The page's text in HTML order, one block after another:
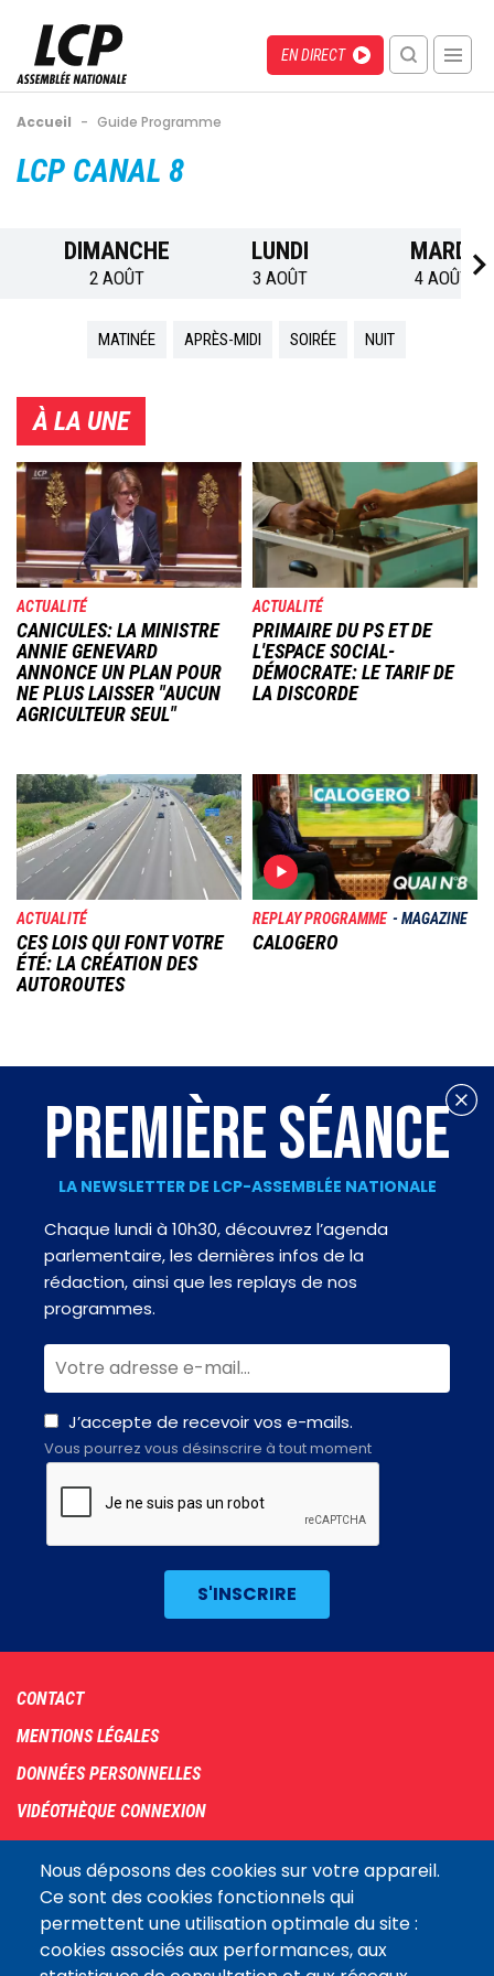
contenu
principal
Menu
recherche
mobile
Direct
EN DIRECT
Fil
Accueil - Guide Programme
Back
LCP CANAL 8
DIMANCHE
2 AOÛT
LUNDI
3 AOÛT
MARDI
4 AOÛT
MATINÉE APRÈS-MIDI SOIRÉE NUIT
À LA UNE
Image
ACTUALITÉ
CANICULES: LA MINISTRE
ANNIE GENEVARD
ANNONCE UN PLAN POUR
NE PLUS LAISSER "AUCUN
AGRICULTEUR SEUL"
Image
ACTUALITÉ
PRIMAIRE DU PS ET DE
L'ESPACE SOCIAL-
DÉMOCRATE: LE TARIF DE
LA DISCORDE
Image
ACTUALITÉ
CES LOIS QUI FONT VOTRE
ÉTÉ: LA CRÉATION DES
AUTOROUTES
Image
REPLAY PROGRAMME MAGAZINE
CALOGERO
Nous déposons des cookies sur votre appareil.
Ce sont des cookies fonctionnels qui
permettent une utilisation optimale du site :
cookies associés aux performances, aux
PREMIÈRE SÉANCE
LA NEWSLETTER DE LCP-ASSEMBLÉE NATIONALE
Chaque lundi à 10h30, découvrez l’agenda
parlementaire, les dernières infos de la
rédaction, ainsi que les replays de nos
programmes.
J’accepte de recevoir vos e-mails.
Vous pourrez vous désinscrire à tout moment
Footer
menu
CONTACT
MENTIONS LÉGALES
DONNÉES PERSONNELLES
VIDÉOTHÈQUE CONNEXION
ARCHIVES
COOKIES
Assemblée